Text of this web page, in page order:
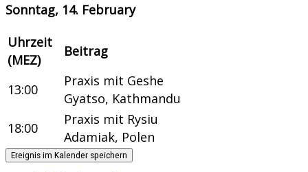
Sonntag, 14. February
Uhrzeit
(MEZ)
Beitrag
13:00
Praxis mit Geshe
Gyatso, Kathmandu
18:00
Praxis mit Rysiu
Adamiak, Polen
Ereignis im Kalender speichern